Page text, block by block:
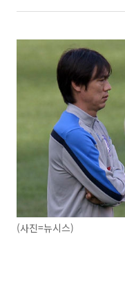
(사진=뉴시스)